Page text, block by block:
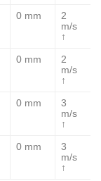
0 mm
2
m/s
↑
0 mm
2
m/s
↑
0 mm
3
m/s
↑
0 mm
3
m/s
↑